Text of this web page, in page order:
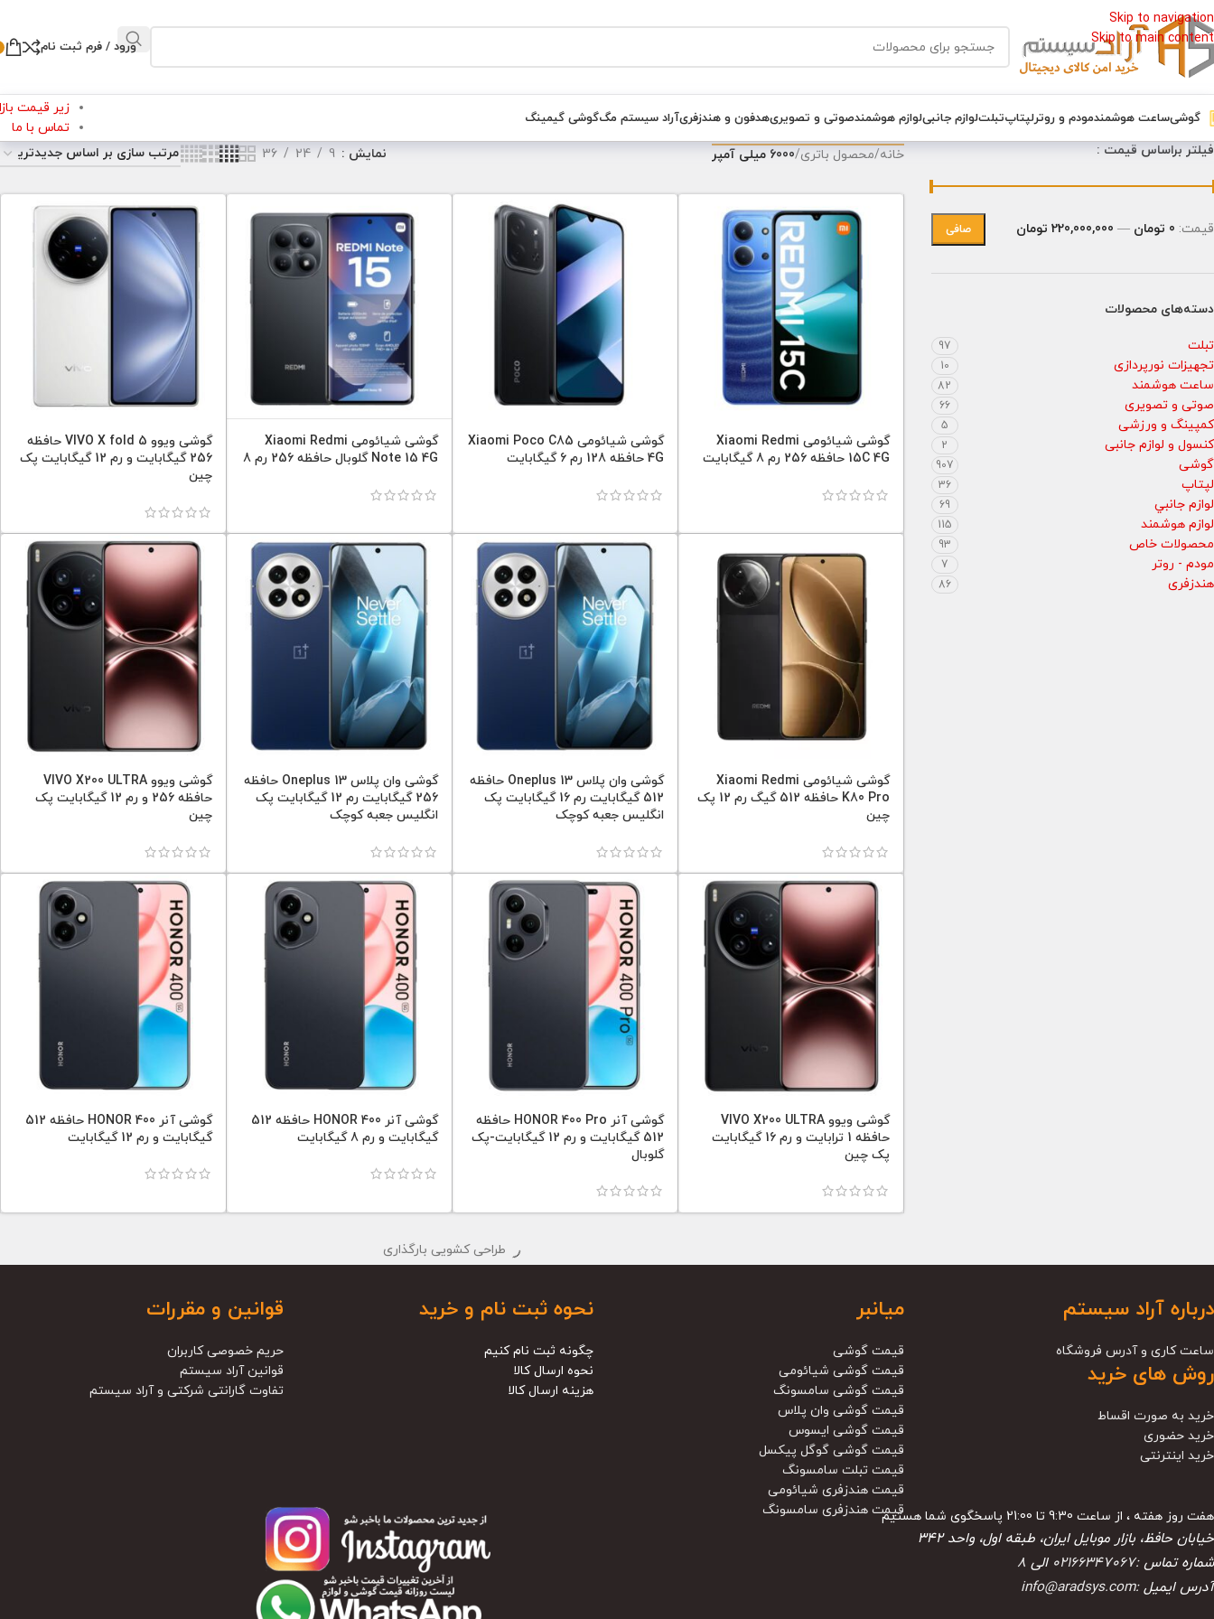
Skip to navigation
Skip to main content
ورود / فرم ثبت نام
گوشیساعت هوشمندمودم و روترلپتاپتبلتلوازم جانبیلوازم هوشمندصوتی و تصویریهدفون و هندزفریآراد سیستم مگگوشی گیمینگ
زیر قیمت
تماس با ما
فیلتر براساس قیمت :
صافی قيمت: 0 تومان — 220,000,000 تومان
دسته‌های محصولات
تبلت 97
تجهیزات نورپردازی 10
ساعت هوشمند 82
صوتی و تصویری 66
کمپینگ و ورزشی 5
کنسول و لوازم جانبی 2
گوشی 907
لپتاپ 36
لوازم جانبي 69
لوازم هوشمند 115
محصولات خاص 93
مودم - روتر 7
هندزفری 86
خانه/محصول باتری/6000 میلی آمپر نمایش 9
24
36
گوشی شیائومی Xiaomi Redmi
15C 4G حافظه 256 رم 8 گیگابایت
گوشی شیائومی Xiaomi Poco C85
4G حافظه 128 رم 6 گیگابایت
گوشی شیائومی Xiaomi Redmi
Note 15 4G گلوبال حافظه 256 رم 8
گوشی ویوو VIVO X fold 5 حافظه
256 گیگابایت و رم 12 گیگابایت پک
چین
گوشی شیائومی Xiaomi Redmi
K80 Pro حافظه 512 گیگ رم 12 پک
چین
گوشی وان پلاس Oneplus 13 حافظه
512 گیگابایت رم 16 گیگابایت پک
انگلیس جعبه کوچک
گوشی وان پلاس Oneplus 13 حافظه
256 گیگابایت رم 12 گیگابایت پک
انگلیس جعبه کوچک
گوشی ویوو VIVO X200 ULTRA
حافظه 256 و رم 12 گیگابایت پک
چین
گوشی ویوو VIVO X200 ULTRA
حافظه 1 ترابایت و رم 16 گیگابایت
پک چین
گوشی آنر HONOR 400 Pro حافظه
512 گیگابایت و رم 12 گیگابایت-پک
گلوبال
گوشی آنر HONOR 400 حافظه 512
گیگابایت و رم 8 گیگابایت
گوشی آنر HONOR 400 حافظه 512
گیگابایت و رم 12 گیگابایت
بارگذاری محصولات بیشتر
قوانین و مقررات
حریم خصوصی کاربران
قوانین آراد سیستم
تفاوت گارانتی شرکتی و آراد سیستم
نحوه ثبت نام و خرید
چگونه ثبت نام کنیم
نحوه ارسال کالا
هزینه ارسال کالا
میانبر
قیمت گوشی
قیمت گوشی شیائومی
قیمت گوشی سامسونگ
قیمت گوشی وان پلاس
قیمت گوشی ایسوس
قیمت گوشی گوگل پیکسل
قیمت تبلت سامسونگ
قیمت هندزفری شیائومی
قیمت هندزفری سامسونگ
درباره آراد سیستم
ساعت کاری و آدرس فروشگاه
روش های خرید
خرید به صورت اقساط
خرید حضوری
خرید اینترنتی
هفت روز هفته ، از ساعت 9:30 تا 21:00 پاسخگوی شما هستیم
خیابان حافظ، بازار موبایل ایران، طبقه اول، واحد ۳۴۲
شماره تماس :02166347067 الی 8
آدرس ایمیل :info@aradsys.com